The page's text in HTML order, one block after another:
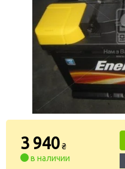
3 940₴
в наличии